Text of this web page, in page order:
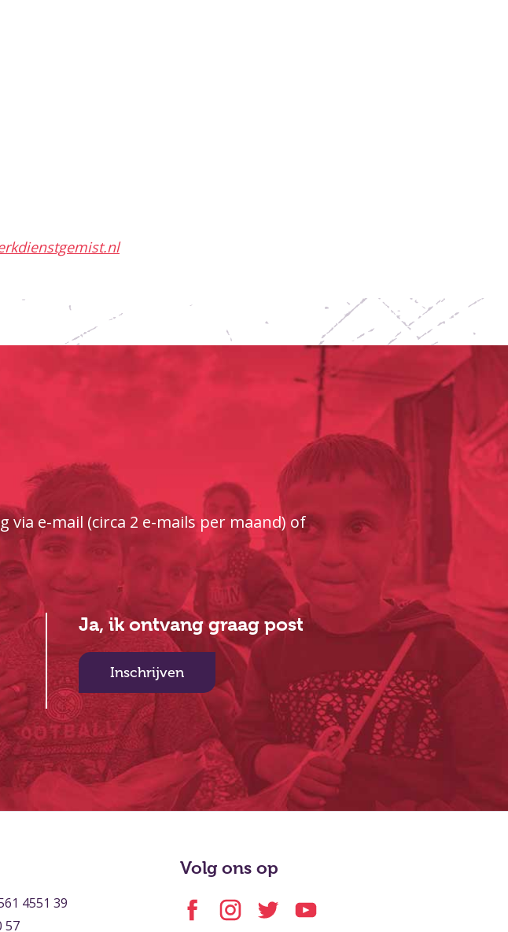
e-mail (circa 2 e-mails per maand) of
Ja, ik ontvang graag post
Inschrijven
4551 39
57
Volg ons op